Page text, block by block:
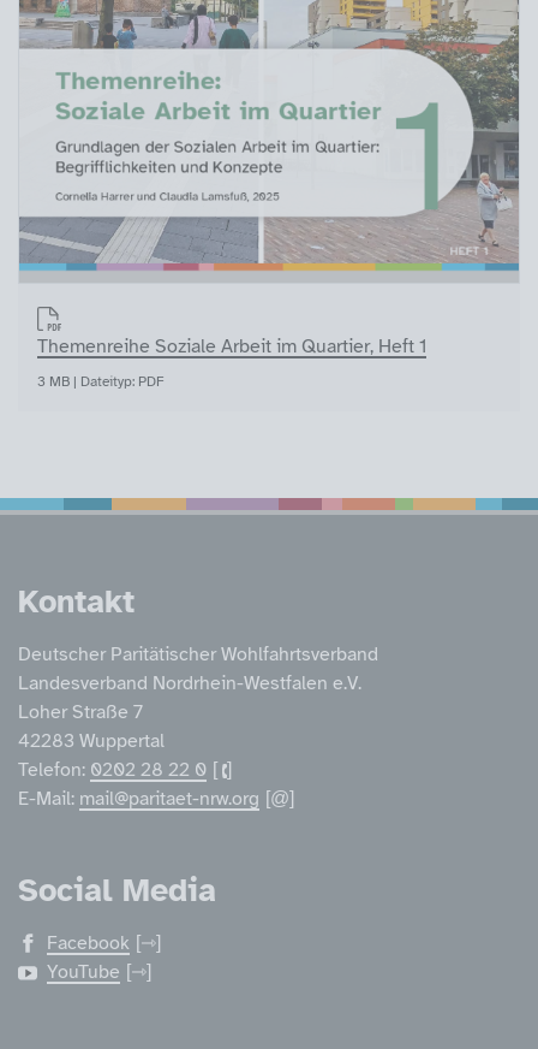
Themenreihe Soziale Arbeit im Quartier, Heft 1
3 MB | Dateityp: PDF
Service
Kontakt
Deutscher Paritätischer Wohlfahrtsverband
Landesverband Nordrhein-Westfalen e.V.
Loher Straße 7
42283 Wuppertal
Telefon: 0202 28 22 0
E-Mail: mail@paritaet-nrw.org
Social Media
Facebook
YouTube